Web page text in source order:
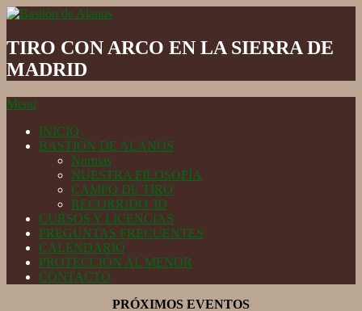
Skip
content
de
Alanos
TIRO CON ARCO EN LA SIERRA DE
MADRID
Secondary
Menu
Menu
INICIO
BASTIÓN DE ALANOS
Normas
NUESTRA FILOSOFÍA
CAMPO DE TIRO
RECORRIDO 3D
CURSOS Y LICENCIAS
PREGUNTAS FRECUENTES
CALENDARIO
PROTECCIÓN AL MENOR
CONTACTO
PRÓXIMOS EVENTOS